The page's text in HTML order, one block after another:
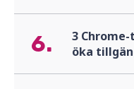
6.
3
öka